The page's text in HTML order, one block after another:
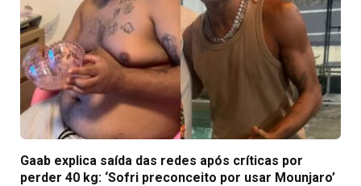
Gaab explica saída das redes após críticas por
perder 40 kg: ‘Sofri preconceito por usar Mounjaro’